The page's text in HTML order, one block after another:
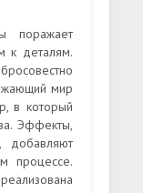
поражает
к деталям.
мир
в который
Эффекты,
добавляют
процессе.